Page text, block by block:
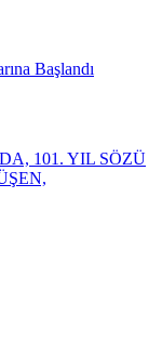
Başlandı
101. YIL SÖZÜ